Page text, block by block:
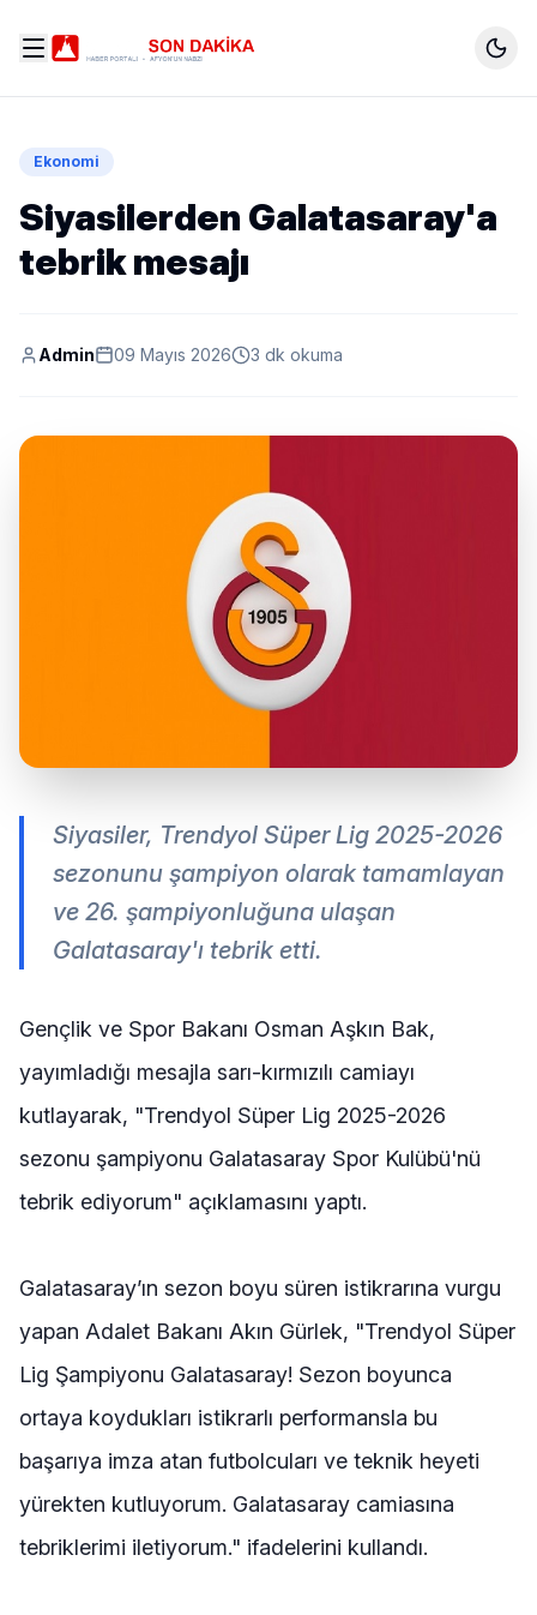
Ekonomi
Siyasilerden Galatasaray'a
tebrik mesajı
Admin 09 Mayıs 2026 3 dk okuma
Siyasiler, Trendyol Süper Lig 2025-2026
sezonunu şampiyon olarak tamamlayan
ve 26. şampiyonluğuna ulaşan
Galatasaray'ı tebrik etti.
Gençlik ve Spor Bakanı Osman Aşkın Bak,
yayımladığı mesajla sarı-kırmızılı camiayı
kutlayarak, "Trendyol Süper Lig 2025-2026
sezonu şampiyonu Galatasaray Spor Kulübü'nü
tebrik ediyorum" açıklamasını yaptı.
Galatasaray’ın sezon boyu süren istikrarına vurgu
yapan Adalet Bakanı Akın Gürlek, "Trendyol Süper
Lig Şampiyonu Galatasaray! Sezon boyunca
ortaya koydukları istikrarlı performansla bu
başarıya imza atan futbolcuları ve teknik heyeti
yürekten kutluyorum. Galatasaray camiasına
tebriklerimi iletiyorum." ifadelerini kullandı.